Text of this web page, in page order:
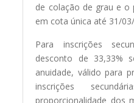
de colação de grau e o
em cota única até 31/
Para inscrições
desconto de 33,33%
anuidade, válido para
inscrições
proporcionalidade dos